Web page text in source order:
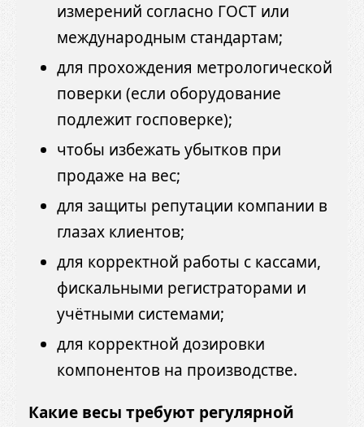
измерений согласно ГОСТ или
международным стандартам;
для прохождения метрологической
поверки (если оборудование
подлежит госповерке);
чтобы избежать убытков при
продаже на вес;
для защиты репутации компании в
глазах клиентов;
для корректной работы с кассами,
фискальными регистраторами и
учётными системами;
для корректной дозировки
компонентов на производстве.
Какие весы требуют регулярной